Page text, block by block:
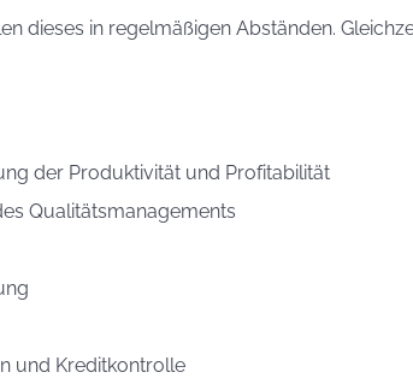
dieses in regelmäßigen Abständen.
der Produktivität und Profitabilität
Qualitätsmanagements
und Kreditkontrolle